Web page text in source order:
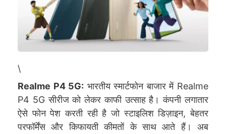
\
Realme P4 5G: भारतीय स्मार्टफोन बाजार में Realme
P4 5G सीरीज को लेकर काफी उत्साह है। कंपनी लगातार
ऐसे फोन पेश करती रही है जो स्टाइलिश डिज़ाइन, बेहतर
परफॉर्मेंस और किफायती कीमतों के साथ आते हैं। अब